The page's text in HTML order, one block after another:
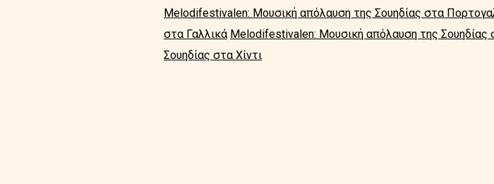
Melodifestivalen: Μουσική απόλαυση της Σουηδίας στα
στα Γαλλικά Melodifestivalen: Μουσική απόλαυση της Σουηδίας
Σουηδίας στα Χίντι